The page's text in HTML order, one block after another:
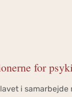
for
i samarbejde